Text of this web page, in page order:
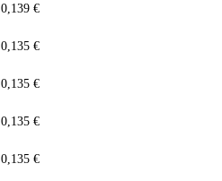
0,139 €
0,135 €
0,135 €
0,135 €
0,135 €